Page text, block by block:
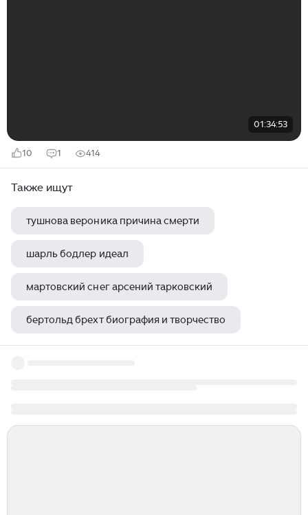
01:34:53
10 1 414
Также ищут
тушнова вероника причина смерти
шарль бодлер идеал
мартовский снег арсений тарковский
бертольд брехт биография и творчество